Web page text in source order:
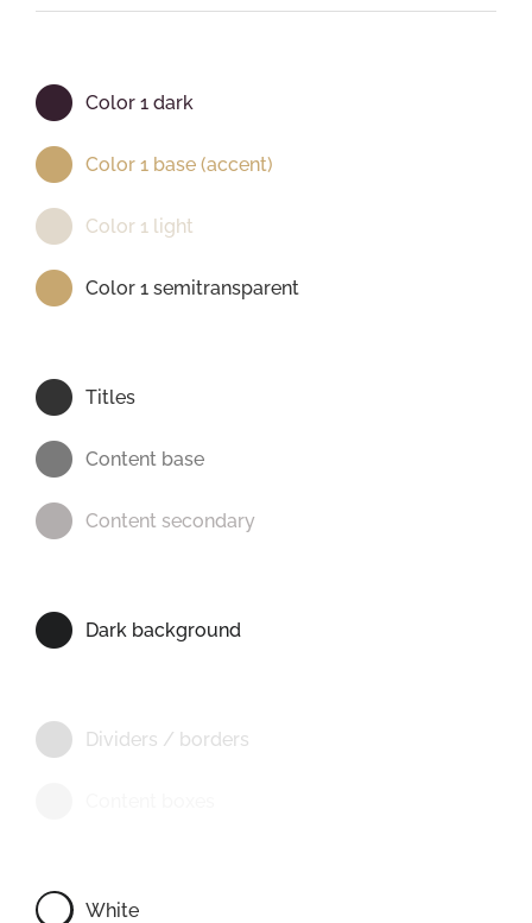
Color 1 dark
Color 1 base (accent)
Color 1 light
Color 1 semitransparent
Titles
Content base
Content secondary
Dark background
Dividers / borders
White